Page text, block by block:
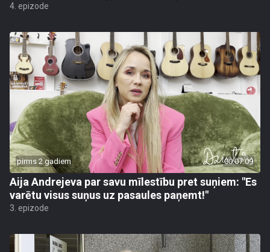
4. epizode
pirms 2 gadiem 00:07:09
Aija Andrejeva par savu mīlestību pret suņiem: "Es
varētu visus suņus uz pasaules paņemt!"
3. epizode